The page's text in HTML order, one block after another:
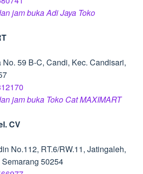
jam buka Adi Jaya Toko
59 B-C, Candi, Kec. Candisari,
jam buka Toko Cat MAXIMART
CV
No.112, RT.6/RW.11, Jatingaleh,
50254